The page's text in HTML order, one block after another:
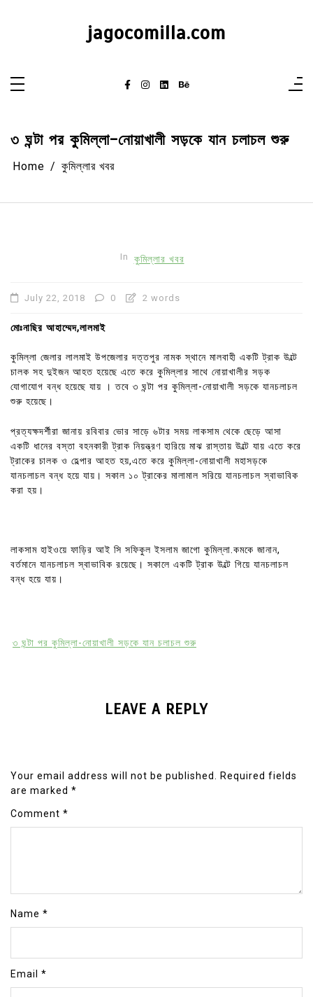
jagocomilla.com
৩ ঘন্টা পর কুমিল্লা-নোয়াখালী সড়কে যান চলাচল শুরু
Home কুমিল্লার খবর
In কুমিল্লার খবর
July 22, 2018 0 2 words
মোঃনাছির আহাম্মেদ,লালমাই
কুমিল্লা জেলার লালমাই উপজেলার দত্তপুর নামক স্থানে মালবাহী একটি ট্রাক উল্টে
চালক সহ দুইজন আহত হয়েছে এতে করে কুমিল্লার সাথে নোয়াখালীর সড়ক
যোগাযোগ বন্ধ হয়েছে যায় । তবে ৩ ঘন্টা পর কুমিল্লা-নোয়াখালী সড়কে যানচলাচল
শুরু হয়েছে।
প্রত্যক্ষদর্শীরা জানায় রবিবার ভোর সাড়ে ৬টার সময় লাকসাম থেকে ছেড়ে আসা
একটি ধানের বস্তা বহনকারী ট্রাক নিয়ন্ত্রণ হারিয়ে মাঝ রাস্তায় উল্টে যায় এতে করে
ট্রাকের চালক ও হেল্পার আহত হয়,এতে করে কুমিল্লা-নোয়াখালী মহাসড়কে
যানচলাচল বন্ধ হয়ে যায়। সকাল ১০ ট্রাকের মালামাল সরিয়ে যানচলাচল স্বাভাবিক
করা হয়।
লাকসাম হাইওয়ে ফাড়ির আই সি সফিকুল ইসলাম জাগো কুমিল্লা.কমকে জানান,
বর্তমানে যানচলাচল স্বাভাবিক রয়েছে। সকালে একটি ট্রাক উল্টে গিয়ে যানচলাচল
বন্ধ হয়ে যায়।
৩ ঘন্টা পর কুমিল্লা-নোয়াখালী সড়কে যান চলাচল শুরু
LEAVE A REPLY
Your email address will not be published.
Required fields
are marked *
Comment *
Name *
Email *